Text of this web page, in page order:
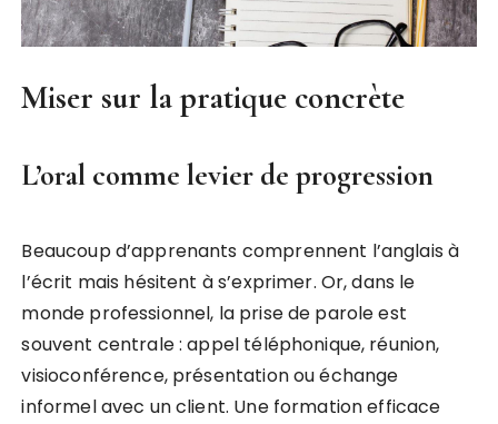
Miser sur la pratique concrète
L’oral comme levier de progression
Beaucoup d’apprenants comprennent l’anglais à
l’écrit mais hésitent à s’exprimer. Or, dans le
monde professionnel, la prise de parole est
souvent centrale : appel téléphonique, réunion,
visioconférence, présentation ou échange
informel avec un client. Une formation efficace